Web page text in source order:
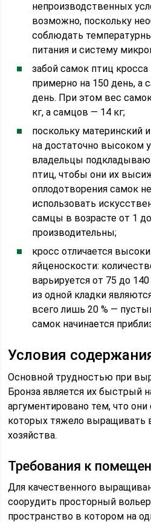
непроизводственных
возможно, поскольку
соблюдать
питания и систему
забой самок птиц
примерно на 150 день, а
день. При этом вес
кг, а самцов — 14 кг;
поскольку материнский
на достаточно высоком
владельцы
птиц, чтобы они их
оплодотворения самок
использовать
самцы в возрасте от 1
производительны;
кросс отличается
яйценоскости:
варьируется от 75 до
из одной кладки
всего лишь 20 % —
самок начинается
Условия
Основной трудностью при
Бронза является их быстрый
аргументировано тем, что
которых тяжело выращивать
хозяйства.
Требования к
Для качественного
соорудить просторный
пространство в котором на